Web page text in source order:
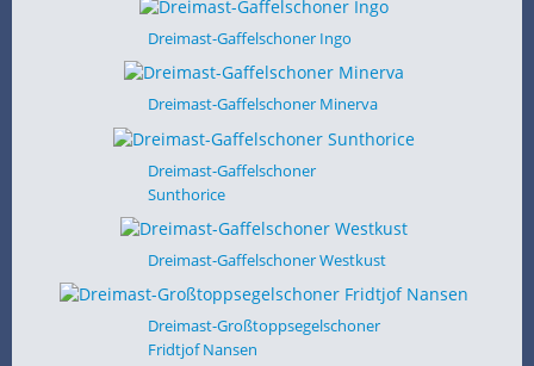
Dreimast-Gaffelschoner Ingo
Dreimast-Gaffelschoner Minerva
Dreimast-Gaffelschoner
Sunthorice
Dreimast-Gaffelschoner Westkust
Dreimast-Großtoppsegelschoner
Fridtjof Nansen